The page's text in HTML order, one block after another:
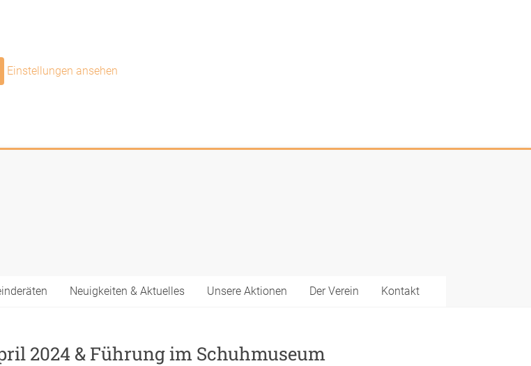
Einstellungen ansehen
Neuigkeiten & Aktuelles Unsere Aktionen Der Verein Kontakt
2024 & Führung im Schuhmuseum